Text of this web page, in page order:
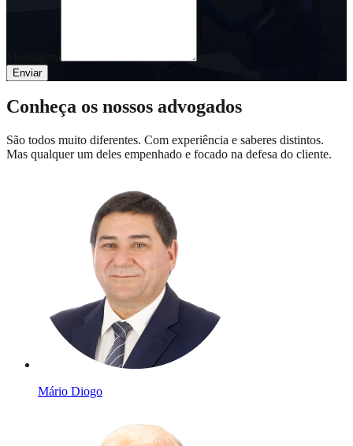
Enviar
Conheça os nossos advogados
São todos muito diferentes. Com experiência e saberes distintos.
Mas qualquer um deles empenhado e focado na defesa do cliente.
Mário Diogo